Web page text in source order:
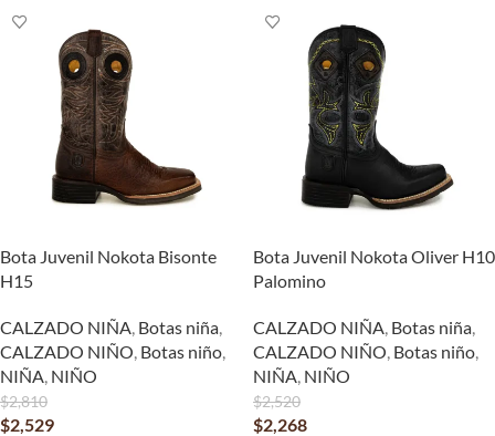
Bota Juvenil Nokota Bisonte
H15
CALZADO NIÑA, Botas niña,
CALZADO NIÑO, Botas niño,
NIÑA, NIÑO
$2,810
$2,529
Bota Juvenil Nokota Oliver H10
Palomino
CALZADO NIÑA, Botas niña,
CALZADO NIÑO, Botas niño,
NIÑA, NIÑO
$2,520
$2,268